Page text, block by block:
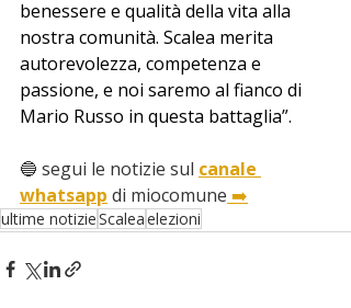
benessere e qualità della vita alla
nostra comunità. Scalea merita
autorevolezza, competenza e
passione, e noi saremo al fianco di
Mario Russo in questa battaglia”.
🔵 segui le notizie sul canale
whatsapp di miocomune ➡️
ultime notizieScaleaelezioni